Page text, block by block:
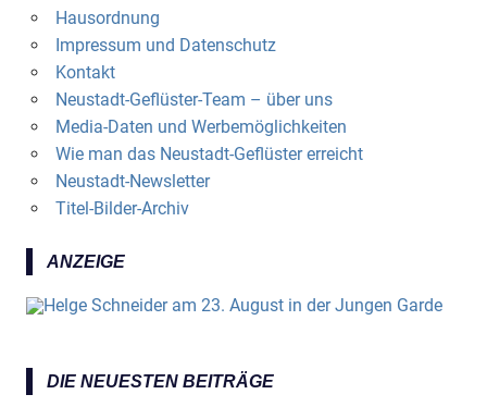
Hausordnung
Impressum und Datenschutz
Kontakt
Neustadt-Geflüster-Team – über uns
Media-Daten und Werbemöglichkeiten
Wie man das Neustadt-Geflüster erreicht
Neustadt-Newsletter
Titel-Bilder-Archiv
ANZEIGE
DIE NEUESTEN BEITRÄGE